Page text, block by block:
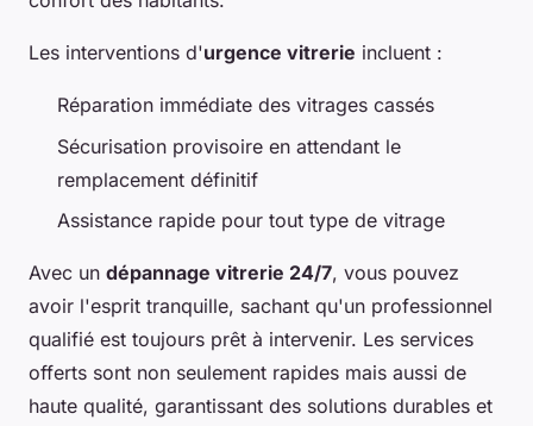
Les interventions d'urgence vitrerie incluent :
Réparation immédiate des vitrages cassés
Sécurisation provisoire en attendant le
remplacement définitif
Assistance rapide pour tout type de vitrage
Avec un dépannage vitrerie 24/7, vous pouvez
avoir l'esprit tranquille, sachant qu'un professionnel
qualifié est toujours prêt à intervenir. Les services
offerts sont non seulement rapides mais aussi de
haute qualité, garantissant des solutions durables et